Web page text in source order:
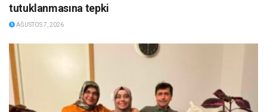
tutuklanmasına tepki
AĞUSTOS 7, 2026